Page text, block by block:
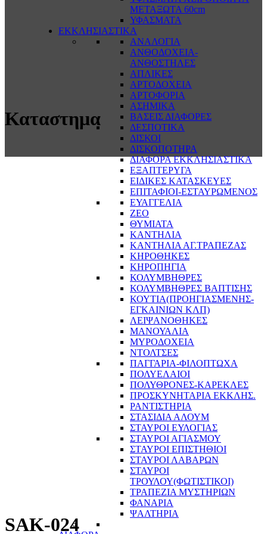
ΜΕΤΑΞΩΤΑ 60cm
ΥΦΑΣΜΑΤΑ
ΕΚΚΛΗΣΙΑΣΤΙΚΑ
ΑΝΑΛΟΓΙΑ
ΑΝΘΟΔΟΧΕΙΑ-
ΑΝΘΟΣΤΗΛΕΣ
ΑΠΛΙΚΕΣ
ΑΡΤΟΔΟΧΕΙΑ
ΑΡΤΟΦΟΡΙΑ
ΑΣΗΜΙΚΑ
ΒΑΣΕΙΣ ΔΙΑΦΟΡΕΣ
ΔΕΣΠΟΤΙΚΑ
ΔΙΣΚΟΙ
ΔΙΣΚΟΠΟΤΗΡΑ
ΔΙΑΦΟΡΑ ΕΚΚΛΗΣΙΑΣΤΙΚΑ
ΕΞΑΠΤΕΡΥΓΑ
ΕΙΔΙΚΕΣ ΚΑΤΑΣΚΕΥΕΣ
ΕΠΙΤΑΦΙΟΙ-ΕΣΤΑΥΡΩΜΕΝΟΣ
ΕΥΑΓΓΕΛΙΑ
ΖΕΟ
ΘΥΜΙΑΤΑ
ΚΑΝΤΗΛΙΑ
ΚΑΝΤΗΛΙΑ ΑΓ.ΤΡΑΠΕΖΑΣ
ΚΗΡΟΘΗΚΕΣ
ΚΗΡΟΠΗΓΙΑ
ΚΟΛΥΜΒΗΘΡΕΣ
ΚΟΛΥΜΒΗΘΡΕΣ ΒΑΠΤΙΣΗΣ
ΚΟΥΤΙΑ(ΠΡΟΗΓΙΑΣΜΕΝΗΣ-
ΕΓΚΑΙΝΙΩΝ ΚΛΠ)
ΛΕΙΨΑΝΟΘΗΚΕΣ
ΜΑΝΟΥΑΛΙΑ
ΜΥΡΟΔΟΧΕΙΑ
ΝΤΟΛΤΣΕΣ
ΠΑΓΓΑΡΙΑ-ΦΙΛΟΠΤΩΧΑ
ΠΟΛΥΕΛΑΙΟΙ
ΠΟΛΥΘΡΟΝΕΣ-ΚΑΡΕΚΛΕΣ
ΠΡΟΣΚΥΝΗΤΑΡΙΑ ΕΚΚΛΗΣ.
ΡΑΝΤΙΣΤΗΡΙΑ
ΣΤΑΣΙΔΙΑ ΑΛΟΥΜ
ΣΤΑΥΡΟΙ ΕΥΛΟΓΙΑΣ
ΣΤΑΥΡΟΙ ΑΓΙΑΣΜΟΥ
ΣΤΑΥΡΟΙ ΕΠΙΣΤΗΘΙΟΙ
ΣΤΑΥΡΟΙ ΛΑΒΑΡΩΝ
ΣΤΑΥΡΟΙ
ΤΡΟΥΛΟΥ(ΦΩΤΙΣΤΙΚΟΙ)
ΤΡΑΠΕΖΙΑ ΜΥΣΤΗΡΙΩΝ
ΦΑΝΑΡΙΑ
ΨΑΛΤΗΡΙΑ
Καταστημα
SAK-024